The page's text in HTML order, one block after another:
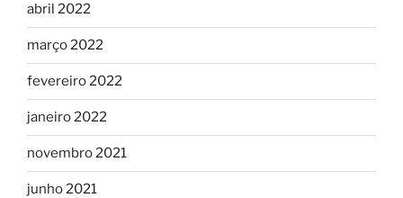
abril 2022
março 2022
fevereiro 2022
janeiro 2022
novembro 2021
junho 2021